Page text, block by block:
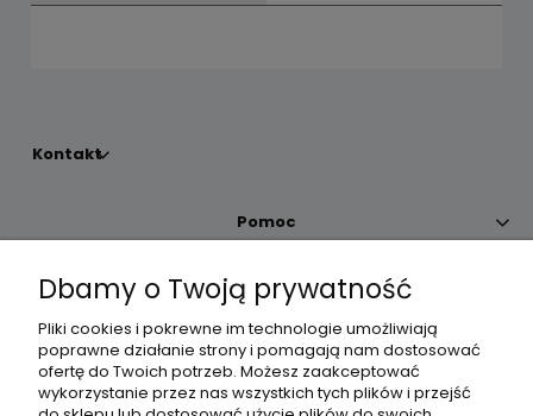
Kontakt
Pomoc
Moje konto
Płatności i dostawa
Dbamy o Twoją prywatność
Pliki cookies i pokrewne im technologie umożliwiają
poprawne działanie strony i pomagają nam dostosować
ofertę do Twoich potrzeb. Możesz zaakceptować
wykorzystanie przez nas wszystkich tych plików i przejść